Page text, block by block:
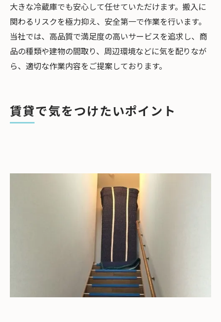
大きな冷蔵庫でも安心して任せていただけます。搬入に
関わるリスクを極力抑え、安全第一で作業を行います。
当社では、高品質で満足度の高いサービスを追求し、商
品の種類や建物の間取り、周辺環境などに気を配りなが
ら、適切な作業内容をご提案しております。
賃貸で気をつけたいポイント